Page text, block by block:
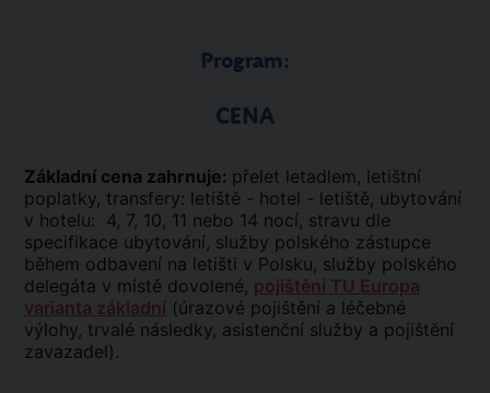
Program:
CENA
Základní cena zahrnuje: přelet letadlem, letištní
poplatky, transfery: letiště - hotel - letiště, ubytování
v hotelu: 4, 7, 10, 11 nebo 14 nocí, stravu dle
specifikace ubytování, služby polského zástupce
během odbavení na letišti v Polsku, služby polského
delegáta v místě dovolené, pojištění TU Europa
varianta základní (úrazové pojištění a léčebné
výlohy, trvalé následky, asistenční služby a pojištění
zavazadel).